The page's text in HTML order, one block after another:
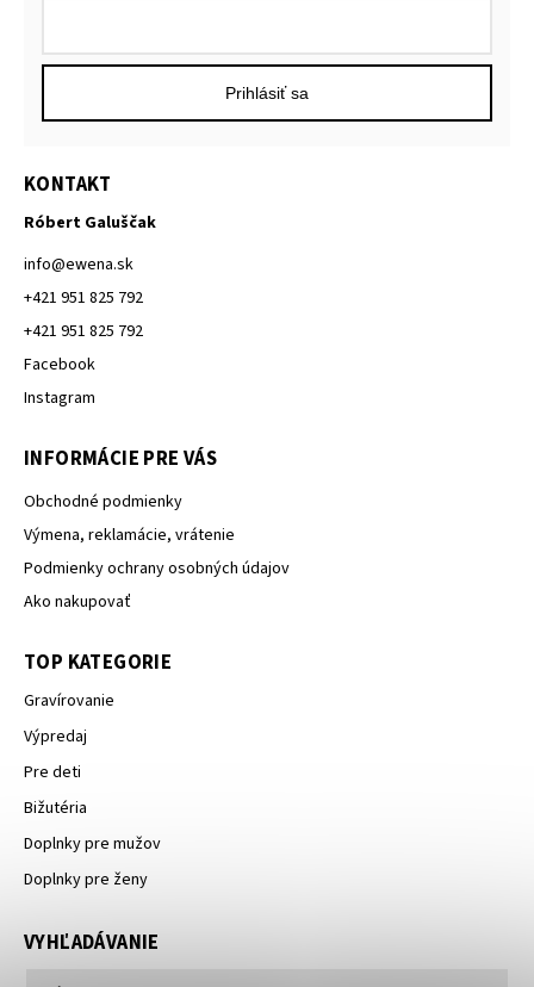
Prihlásiť sa
KONTAKT
Róbert Galuščak
info@ewena.sk
+421 951 825 792
+421 951 825 792
Facebook
Instagram
INFORMÁCIE PRE VÁS
Obchodné podmienky
Výmena, reklamácie, vrátenie
Podmienky ochrany osobných údajov
Ako nakupovať
TOP KATEGORIE
Gravírovanie
Výpredaj
Pre deti
Bižutéria
Doplnky pre mužov
Doplnky pre ženy
VYHĽADÁVANIE